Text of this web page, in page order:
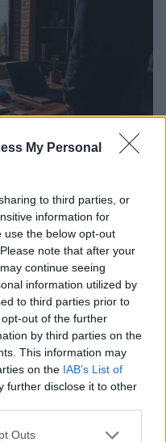
My Personal
to third parties, or
information for
use the below opt-out
note that after your
continue seeing
information utilized by
to third parties prior to
out of the further
by third parties on the
This information may
on the IAB’s List of
further disclose it to other
one or more Google
Outs
de autocustódia e